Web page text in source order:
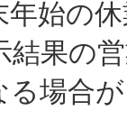
始の
結果の
場合が